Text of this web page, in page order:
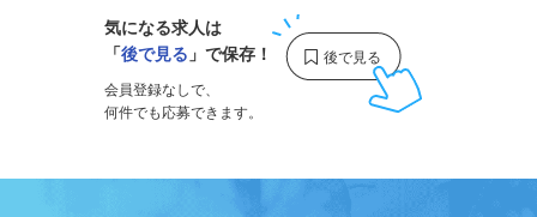
気になる求人は
「後で見る 」で保存！
会員登録なしで、
何件でも応募できます。